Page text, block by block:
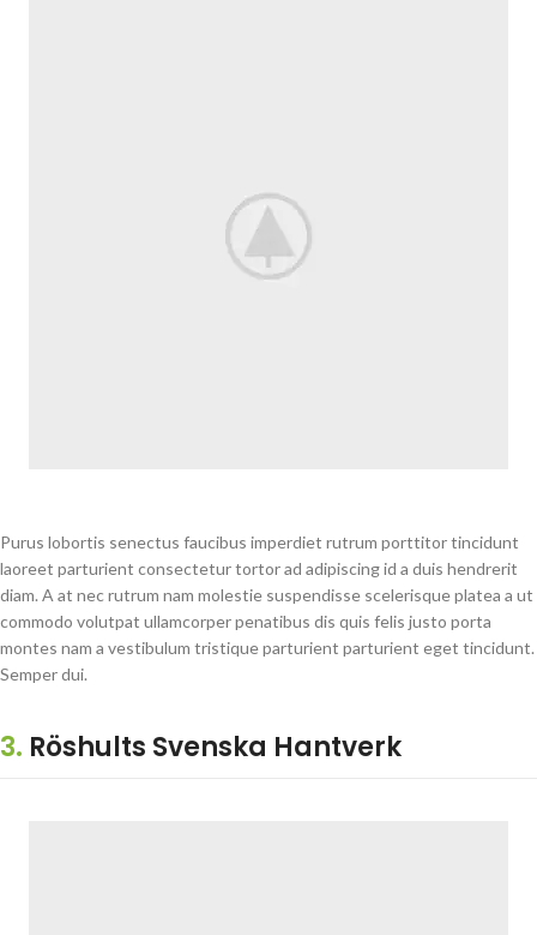
Purus lobortis senectus faucibus imperdiet rutrum porttitor tincidunt
laoreet parturient consectetur tortor ad adipiscing id a duis hendrerit
diam. A at nec rutrum nam molestie suspendisse scelerisque platea a ut
commodo volutpat ullamcorper penatibus dis quis felis justo porta
montes nam a vestibulum tristique parturient parturient eget tincidunt.
Semper dui.
3. Röshults Svenska Hantverk